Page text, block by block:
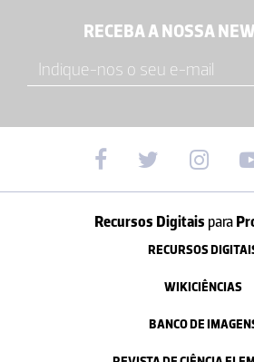
RECEBA A NOSSA
Recursos Digitais para
RECURSOS
WIKICIÊNCIAS
BANCO DE